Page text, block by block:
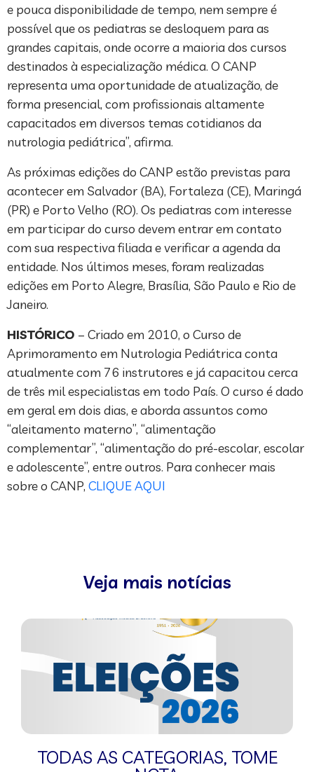
e pouca disponibilidade de tempo, nem sempre é
possível que os pediatras se desloquem para as
grandes capitais, onde ocorre a maioria dos cursos
destinados à especialização médica. O CANP
representa uma oportunidade de atualização, de
forma presencial, com profissionais altamente
capacitados em diversos temas cotidianos da
nutrologia pediátrica”, afirma.
As próximas edições do CANP estão previstas para
acontecer em Salvador (BA), Fortaleza (CE), Maringá
(PR) e Porto Velho (RO). Os pediatras com interesse
em participar do curso devem entrar em contato
com sua respectiva filiada e verificar a agenda da
entidade. Nos últimos meses, foram realizadas
edições em Porto Alegre, Brasília, São Paulo e Rio de
Janeiro.
HISTÓRICO – Criado em 2010, o Curso de
Aprimoramento em Nutrologia Pediátrica conta
atualmente com 76 instrutores e já capacitou cerca
de três mil especialistas em todo País. O curso é dado
em geral em dois dias, e aborda assuntos como
“aleitamento materno”, “alimentação
complementar”, “alimentação do pré-escolar, escolar
e adolescente”, entre outros. Para conhecer mais
sobre o CANP, CLIQUE AQUI
Veja mais notícias
TODAS AS CATEGORIAS, TOME